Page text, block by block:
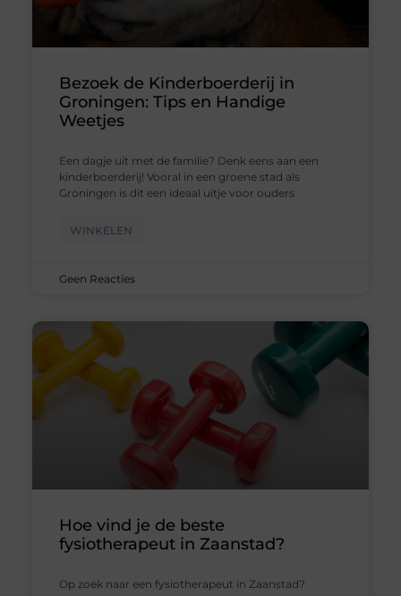
Bezoek de Kinderboerderij in
Groningen: Tips en Handige
Weetjes
Een dagje uit met de familie? Denk eens aan een
kinderboerderij! Vooral in een groene stad als
Groningen is dit een ideaal uitje voor ouders
WINKELEN
Geen Reacties
Hoe vind je de beste
fysiotherapeut in Zaanstad?
Op zoek naar een fysiotherapeut in Zaanstad?